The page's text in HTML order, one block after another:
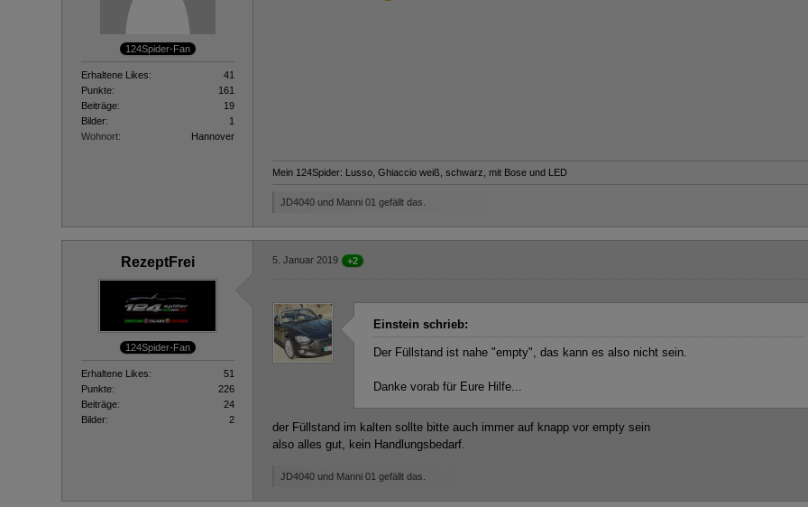
124Spider-Fan
Erhaltene Likes
41
Punkte
161
Beiträge
19
Bilder
1
Wohnort
Hannover
Mein 124Spider: Lusso, Ghiaccio weiß, schwarz, mit Bose und LED
JD4040 und Manni 01 gefällt das.
RezeptFrei
124Spider-Fan
Erhaltene Likes
51
Punkte
226
Beiträge
24
Bilder
2
5. Januar 2019 +2
Einstein schrieb:
Der Füllstand ist nahe "empty", das kann es also nicht sein.
Danke vorab für Eure Hilfe...
der Füllstand im kalten sollte bitte auch immer auf knapp vor empty sein
also alles gut, kein Handlungsbedarf.
JD4040 und Manni 01 gefällt das.